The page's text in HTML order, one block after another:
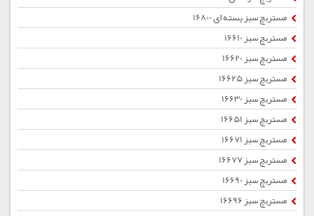
مستربچ سبز پسته ای 16800
مستربچ سبز 16610
مستربچ سبز 16620
مستربچ سبز 16625
مستربچ سبز 16630
مستربچ سبز 16651
مستربچ سبز 16671
مستربچ سبز 16677
مستربچ سبز 16690
مستربچ سبز 16696